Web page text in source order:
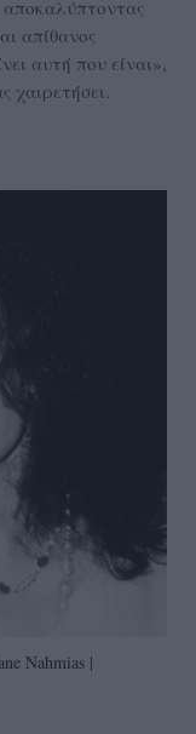
αποκαλύπτοντας
απίθανος
αυτή που είναι»,
Nahmias |